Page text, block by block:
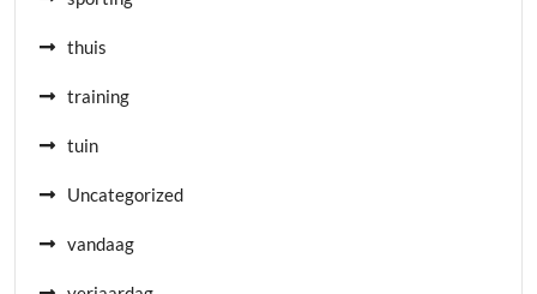
thuis
training
tuin
Uncategorized
vandaag